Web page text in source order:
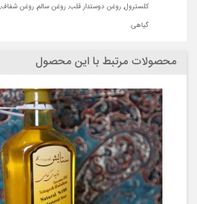
کلسترول,روغن دوستدار قلب,روغن سالم,روغن شفاف
گیاهی.
محصولات مرتبط با این محصول